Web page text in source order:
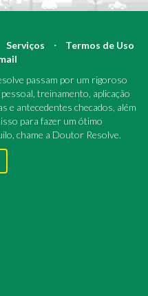
Serviços ⋅
Termos de Uso
passam por um rigoroso
treinamento, aplicação
e antecedentes checados, além
para fazer um ótimo
chame a Doutor Resolve.